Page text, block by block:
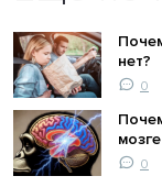
нет?
0
0